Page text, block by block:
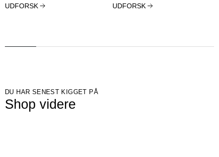
UDFORSK UDFORSK
DU HAR SENEST KIGGET PÅ
Shop videre